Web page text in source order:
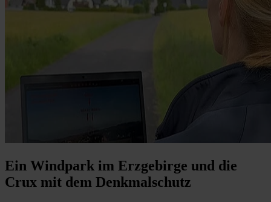
Ein Windpark im Erzgebirge und die
Crux mit dem Denkmalschutz